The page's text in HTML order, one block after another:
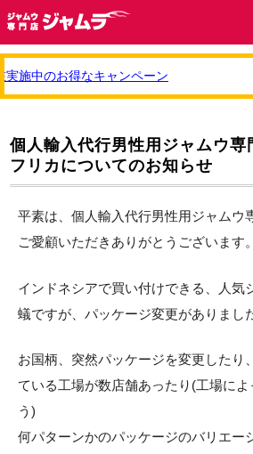
施中のお得なキャンペーン
個人輸入代行男性用ジャムウ
フリカについてのお知らせ
平素は、個人輸入代行男性用ジャム
ご愛顧いただきありがとうございます。
インドネシアで買い付けできる、人気
蟻ですが、パッケージ変更がありまし
お国柄、突然パッケージを変更したり
ている工場が数店舗あったり(工場に
う)
何パターンかのパッケージのバリエー